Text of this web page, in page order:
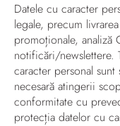
Datele cu caracter
legale, precum
promoționale,
notificări/newslettere.
caracter personal
necesară atingerii
conformitate cu
protecția datelor cu